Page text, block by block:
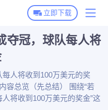
立即下载
夺冠，球队每人将
人将收到100万美元的奖
容总览（先总结） 围绕“若
将收到100万美元的奖金”这